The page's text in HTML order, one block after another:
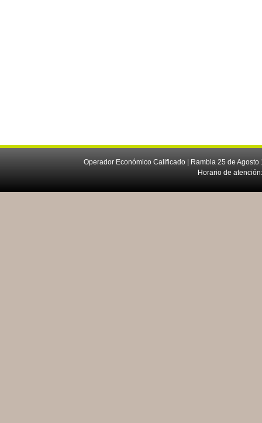
Operador Económico Calificado | Rambla 25 de
Horario de